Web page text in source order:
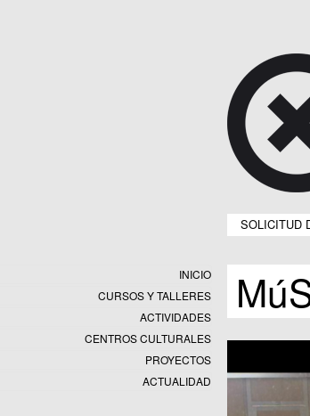
SOLICITUD
INICIO
CURSOS Y TALLERES
ACTIVIDADES
CENTROS CULTURALES
Equipamientos
PROYECTOS
Exposiciones
ACTUALIDAD